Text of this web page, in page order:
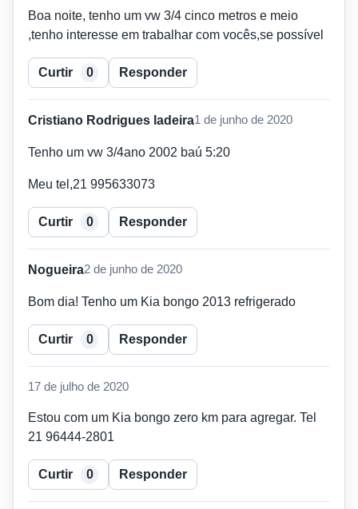
Boa noite, tenho um vw 3/4 cinco metros e meio
,tenho interesse em trabalhar com vocês,se possível
Curtir 0 Responder
Cristiano Rodrigues ladeira1 de junho de 2020
Tenho um vw 3/4ano 2002 baú 5:20
Meu tel,21 995633073
Curtir 0 Responder
Nogueira2 de junho de 2020
Bom dia! Tenho um Kia bongo 2013 refrigerado
Curtir 0 Responder
17 de julho de 2020
Estou com um Kia bongo zero km para agregar. Tel
21 96444-2801
Curtir 0 Responder